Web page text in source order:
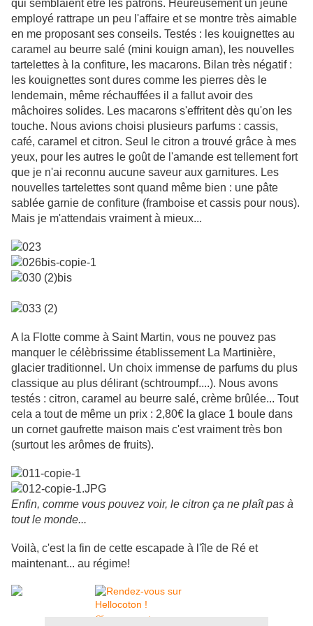
qui semblaient être les patrons. Heureusement un jeune
employé rattrape un peu l'affaire et se montre très aimable
en me proposant ses conseils. Testés : les kouignettes au
caramel au beurre salé (mini kouign aman), les nouvelles
tartelettes à la confiture, les macarons. Bilan très négatif :
les kouignettes sont dures comme les pierres dès le
lendemain, même réchauffées il a fallut avoir des
mâchoires solides. Les macarons s'effritent dès qu'on les
touche. Nous avions choisi plusieurs parfums : cassis,
café, caramel et citron. Seul le citron a trouvé grâce à mes
yeux, pour les autres le goût de l'amande est tellement fort
que je n'ai reconnu aucune saveur aux garnitures. Les
nouvelles tartelettes sont quand même bien : une pâte
sablée garnie de confiture (framboise et cassis pour nous).
Mais je m'attendais vraiment à mieux...
A la Flotte comme à Saint Martin, vous ne pouvez pas
manquer le célèbrissime établissement La Martinière,
glacier traditionnel. Un choix immense de parfums du plus
classique au plus délirant (schtroumpf....). Nous avons
testés : citron, caramel au beurre salé, crème brûlée... Tout
cela a tout de même un prix : 2,80€ la glace 1 boule dans
un cornet gaufrette maison mais c'est vraiment très bon
(surtout les arômes de fruits).
Enfin, comme vous pouvez voir, le citron ça ne plaît pas à
tout le monde...
Voilà, c'est la fin de cette escapade à l'île de Ré et
maintenant... au régime!
Cliquez pour voter